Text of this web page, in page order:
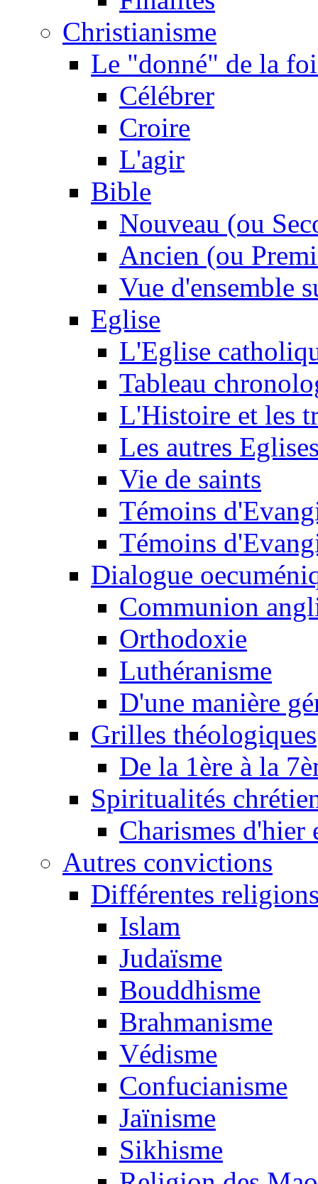
Christianisme
Le "donné" de la
Célébrer
Croire
L'agir
Bible
Nouveau (ou
Ancien (ou
Vue d'ensemble
Eglise
L'Eglise
Tableau
L'Histoire et les
Les autres
Vie de saints
Témoins
Témoins
Dialogue
Communion
Orthodoxie
Luthéranisme
D'une manière
Grilles théologiques
De la 1ère à la
Spiritualités
Charismes
Autres convictions
Différentes
Islam
Judaïsme
Bouddhisme
Brahmanisme
Védisme
Confucianisme
Jaïnisme
Sikhisme